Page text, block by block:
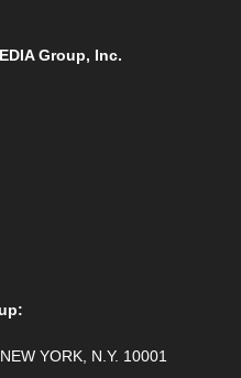
Group, Inc.
YORK, N.Y. 10001